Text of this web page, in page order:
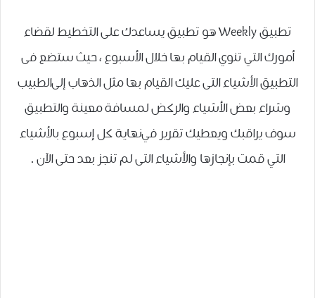
تطبيق Weekly هو تطبيق يساعدك على التخطيط لقضاء
أمورك التي تنوي القيام بها خلال الأسبوع ، ﺣﻴﺚ ﺳﺘﻀﻊ ﻓﻰ
ﺍﻟﺘﻄﺒﻴﻖ ﺍﻷﺷﻴﺎﺀ ﺍﻟﺘﻰ ﻋﻠﻴﻚ ﺍﻟﻘﻴﺎﻡ ﺑﻬﺎ ﻣﺜﻞ ﺍﻟﺬﻫﺎﺏ ﺇﻟﻰﺍﻟﻄﺒﻴﺐ
ﻭﺷﺮﺍﺀ ﺑﻌﺾ ﺍﻷﺷﻴﺎﺀ ﻭﺍﻟﺮﻛﺾ ﻟﻤﺴﺎﻓﺔ ﻣﻌﻴﻨﺔ ﻭﺍﻟﺘﻄﺒﻴﻖ
ﺳﻮﻑ ﻳﺮﺍﻗﺒﻚ ﻭﻳﻌﻄﻴﻚ ﺗﻘﺮﻳﺮ ﻓﻲﻧﻬﺎﻳﺔ ﻛﻞ ﺇﺳﺒﻮﻉ ﺑﺎﻷﺷﻴﺎﺀ
ﺍﻟﺘﻲ ﻗﻤﺖ ﺑﺈﻧﺠﺎﺯﻫﺎ ﻭﺍﻷﺷﻴﺎﺀ ﺍﻟﺘﻰ ﻟﻢ ﺗﻨﺠﺰ ﺑﻌﺪ ﺣﺘﻰ ﺍﻵﻥ .